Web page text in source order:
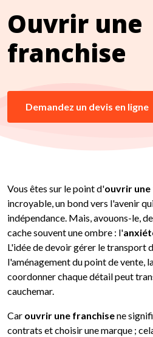
Ouvrir une
franchise
Demandez un devis en ligne
Vous êtes sur le point d'ouvrir
incroyable, un bond vers l'avenir
indépendance. Mais, avouons-le,
cache souvent une ombre : l'
L'idée de devoir gérer le transport
l'aménagement du point de vente,
coordonner chaque détail peut
cauchemar.
Car ouvrir une franchisene
contrats et choisir une marque ;